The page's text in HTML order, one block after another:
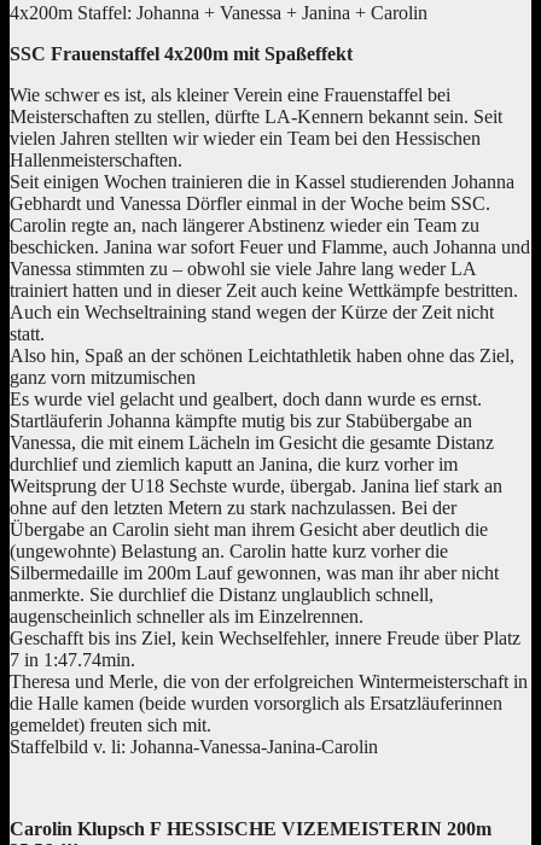
4x200m Staffel: Johanna + Vanessa + Janina + Carolin
SSC Frauenstaffel 4x200m mit Spaßeffekt
Wie schwer es ist, als kleiner Verein eine Frauenstaffel bei
Meisterschaften zu stellen, dürfte LA-Kennern bekannt sein. Seit
vielen Jahren stellten wir wieder ein Team bei den Hessischen
Hallenmeisterschaften.
Seit einigen Wochen trainieren die in Kassel studierenden Johanna
Gebhardt und Vanessa Dörfler einmal in der Woche beim SSC.
Carolin regte an, nach längerer Abstinenz wieder ein Team zu
beschicken. Janina war sofort Feuer und Flamme, auch Johanna und
Vanessa stimmten zu – obwohl sie viele Jahre lang weder LA
trainiert hatten und in dieser Zeit auch keine Wettkämpfe bestritten.
Auch ein Wechseltraining stand wegen der Kürze der Zeit nicht
statt.
Also hin, Spaß an der schönen Leichtathletik haben ohne das Ziel,
ganz vorn mitzumischen
Es wurde viel gelacht und gealbert, doch dann wurde es ernst.
Startläuferin Johanna kämpfte mutig bis zur Stabübergabe an
Vanessa, die mit einem Lächeln im Gesicht die gesamte Distanz
durchlief und ziemlich kaputt an Janina, die kurz vorher im
Weitsprung der U18 Sechste wurde, übergab. Janina lief stark an
ohne auf den letzten Metern zu stark nachzulassen. Bei der
Übergabe an Carolin sieht man ihrem Gesicht aber deutlich die
(ungewohnte) Belastung an. Carolin hatte kurz vorher die
Silbermedaille im 200m Lauf gewonnen, was man ihr aber nicht
anmerkte. Sie durchlief die Distanz unglaublich schnell,
augenscheinlich schneller als im Einzelrennen.
Geschafft bis ins Ziel, kein Wechselfehler, innere Freude über Platz
7 in 1:47.74min.
Theresa und Merle, die von der erfolgreichen Wintermeisterschaft in
die Halle kamen (beide wurden vorsorglich als Ersatzläuferinnen
gemeldet) freuten sich mit.
Staffelbild v. li: Johanna-Vanessa-Janina-Carolin
Carolin Klupsch F HESSISCHE VIZEMEISTERIN 200m